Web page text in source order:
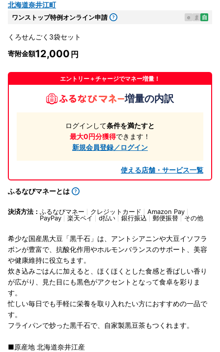
北海道奈井江町
ワンストップ特例オンライン申請 e ま 自
くろせんごく3袋セット
寄附金額12,000
エントリー＋チャージでマネー増量！
増量の内訳
ログインして条件を満たすと
最大0円分獲得できます！
新規会員登録／ログイン
使える店舗・サービス一覧
ふるなびマネーとは
決済方法： ふるなびマネー クレジットカード
Amazon Pay
PayPay
楽天ペイ d払い 銀行振込 郵便振替 その他
希少な国産黒大豆「黒千石」は、アントシアニンや大豆イソフラ
ボンが豊富で、抗酸化作用やホルモンバランスのサポート、美容
や健康維持に役立ちます。
炊き込みごはんに加えると、ほくほくとした食感と香ばしい香り
が広がり、見た目にも黒色がアクセントとなって食卓を彩りま
す。
忙しい毎日でも手軽に栄養を取り入れたい方におすすめの一品で
す。
フライパンで炒った黒千石で、自家製黒豆茶もつくれます。
■原産地 北海道奈井江産